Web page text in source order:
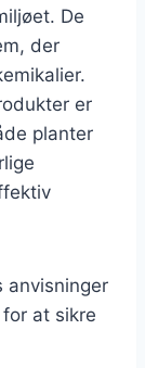
De
der
er
planter
anvisninger
at sikre